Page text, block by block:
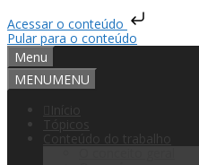
Acessar o conteúdo
Pular para o conteúdo
Menu
MENUMENU
Início
Tópicos
Conteúdo do trabalho